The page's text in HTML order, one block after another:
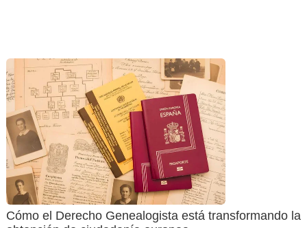
Cómo el Derecho Genealogista está transformando la